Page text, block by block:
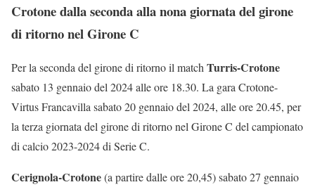
Crotone dalla seconda alla nona giornata del girone
di ritorno nel Girone C
Per la seconda del girone di ritorno il matchTurris-Crotone
sabato 13 gennaio del 2024 alle ore 18.30. La gara Crotone-
Virtus Francavilla sabato 20 gennaio del 2024, alle ore 20.45, per
la terza giornata del girone di ritorno nel Girone C del campionato
di calcio 2023-2024 di Serie C.
Cerignola-Crotone(a partire dalle ore 20,45) sabato 27 gennaio